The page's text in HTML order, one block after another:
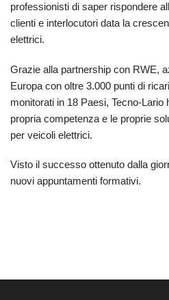
professionisti di saper rispondere
clienti e interlocutori data la
elettrici.
Grazie alla partnership con RWE,
Europa con oltre 3.000 punti di
monitorati in 18 Paesi, Tecno-Lario
propria competenza e le proprie
per veicoli elettrici.
Visto il successo ottenuto dalla
nuovi appuntamenti formativi.